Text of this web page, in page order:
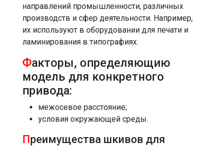
направлений промышленности, различных
производств и сфер деятельности. Например,
их используют в оборудовании для печати и
ламинирования в типографиях.
Факторы, определяющию
модель для конкретного
привода:
межосевое расстояние;
условия окружающей среды.
Преимущества шкивов для